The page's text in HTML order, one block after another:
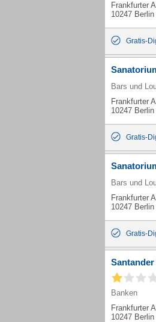
Frankfurter
10247
Gratis-
Bars und
Frankfurter
10247
Gratis-
Bars und
Frankfurter
10247
Gratis-
Banken
Frankfurter
10247